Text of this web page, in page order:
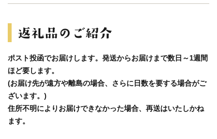
ポスト投函でお届けします。発送からお届けまで数日～1週間
ほど要します。
(お届け先が遠方や離島の場合、さらに日数を要する場合がご
ざいます。)
住所不明によりお届けできなかった場合、再送はいたしかね
ます。